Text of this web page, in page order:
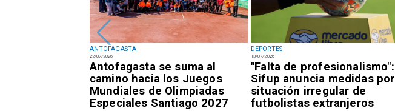
ANTOFAGASTA
22/07/2026
Antofagasta se suma al
camino hacia los Juegos
Mundiales de Olimpiadas
Especiales Santiago 2027
DEPORTES
13/07/2026
"Falta de profesionalismo":
Sifup anuncia medidas por
situación irregular de
futbolistas extranjeros